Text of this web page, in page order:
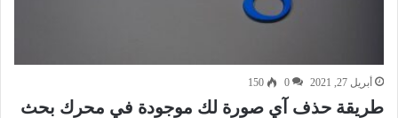
أبريل 27, 2021 0
150
طريقة حذف آي صورة لك موجودة في محرك بحث